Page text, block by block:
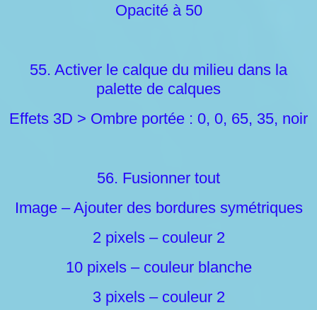
Opacité à 50
55. Activer le calque du milieu dans la
palette de calques
Effets 3D > Ombre portée : 0, 0, 65, 35, noir
56. Fusionner tout
Image – Ajouter des bordures symétriques
2 pixels – couleur 2
10 pixels – couleur blanche
3 pixels – couleur 2